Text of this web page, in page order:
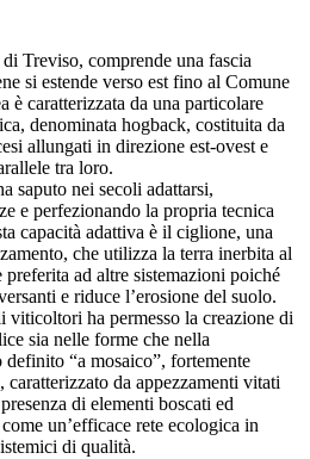
Treviso, comprende una fascia
si estende verso est fino al Comune
è caratterizzata da una particolare
denominata hogback, costituita da
allungati in direzione est-ovest e
tra loro.
saputo nei secoli adattarsi,
e perfezionando la propria tecnica
capacità adattiva è il ciglione, una
che utilizza la terra inerbita al
ad altre sistemazioni poiché
e riduce l’erosione del suolo.
ha permesso la creazione di
sia nelle forme che nella
“a mosaico”, fortemente
caratterizzato da appezzamenti vitati
di elementi boscati ed
un’efficace rete ecologica in
di qualità.